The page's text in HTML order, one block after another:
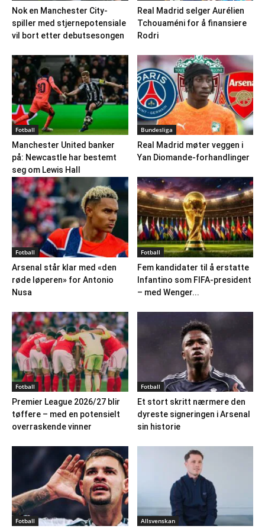
Nok en Manchester City-
spiller med stjernepotensiale
vil bort etter debutsesongen
Real Madrid selger Aurélien
Tchouaméni for å finansiere
Rodri
Fotball
Manchester United banker
på: Newcastle har bestemt
seg om Lewis Hall
Bundesliga
Real Madrid møter veggen i
Yan Diomande-forhandlinger
Fotball
Arsenal står klar med «den
røde løperen» for Antonio
Nusa
Fotball
Fem kandidater til å erstatte
Infantino som FIFA-president
– med Wenger...
Fotball
Premier League 2026/27 blir
tøffere – med en potensielt
overraskende vinner
Fotball
Et stort skritt nærmere den
dyreste signeringen i Arsenal
sin historie
Fotball Allsvenskan